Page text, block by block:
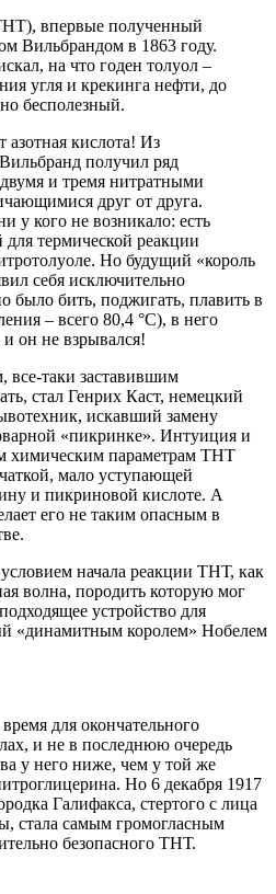
), впервые полученный
Вильбрандом в 1863 году.
на что годен толуол –
угля и крекинга нефти, до
бесполезный.
азотная кислота! Из
получил ряд
и тремя нитратными
друг от друга.
у кого не возникало: есть
термической реакции
Но будущий «король
себя исключительно
было бить, поджигать, плавить в
– всего 80,4 °C), в него
он не взрывался!
таки заставившим
стал Генрих Каст, немецкий
искавший замену
«пикринке». Интуиция и
химическим параметрам ТНТ
мало уступающей
и пикриновой кислоте. А
его не таким опасным в
начала реакции ТНТ, как
волна, породить которую мог
устройство для
«динамитным королем» Нобелем
для окончательного
и не в последнюю очередь
у него ниже, чем у той же
Но 6 декабря 1917
Галифакса, стертого с лица
стала самым громогласным
безопасного ТНТ.